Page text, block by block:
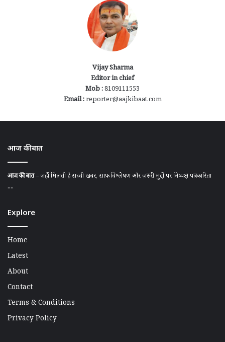
Vijay Sharma
Editor in chief
Mob :8109111553
Email :reporter@aajkibaat.com
आज की बात
आज की बात– जहाँ मिलती है सच्ची खबर, साफ़ विश्लेषण और ज़रूरी मुद्दों पर निष्पक्ष पत्रकारिता
....
Explore
Home
Latest
About
Contact
Terms & Conditions
Privacy Policy